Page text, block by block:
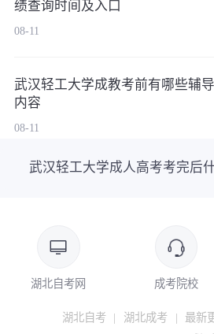
绩查询时间及入口
08-11
武汉轻工大学成教考前有哪些辅导
内容
08-11
武汉轻工大学成人高考考完后
湖北自考网 成考院校
湖北自考 | 湖北成考 | 最新